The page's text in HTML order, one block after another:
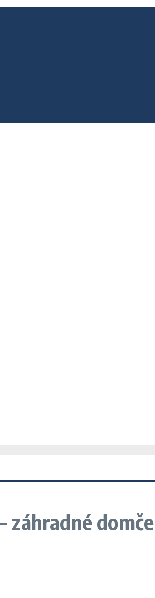
záhradné